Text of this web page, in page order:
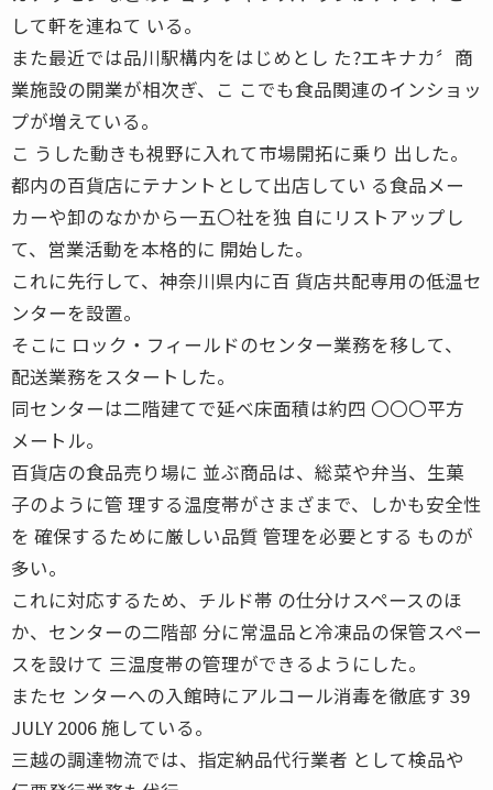
して軒を連ねて いる。
また最近では品川駅構内をはじめとし た?エキナカ〞商
業施設の開業が相次ぎ、こ こでも食品関連のインショッ
プが増えている。
こ うした動きも視野に入れて市場開拓に乗り 出した。
都内の百貨店にテナントとして出店してい る食品メー
カーや卸のなかから一五〇社を独 自にリストアップし
て、営業活動を本格的に 開始した。
これに先行して、神奈川県内に百 貨店共配専用の低温セ
ンターを設置。
そこに ロック・フィールドのセンター業務を移して、
配送業務をスタートした。
同センターは二階建てで延べ床面積は約四 〇〇〇平方
メートル。
百貨店の食品売り場に 並ぶ商品は、総菜や弁当、生菓
子のように管 理する温度帯がさまざまで、しかも安全性
を 確保するために厳しい品質 管理を必要とする ものが
多い。
これに対応するため、チルド帯 の仕分けスペースのほ
か、センターの二階部 分に常温品と冷凍品の保管スペー
スを設けて 三温度帯の管理ができるようにした。
またセ ンターへの入館時にアルコール消毒を徹底す 39
JULY 2006 施している。
三越の調達物流では、指定納品代行業者 として検品や